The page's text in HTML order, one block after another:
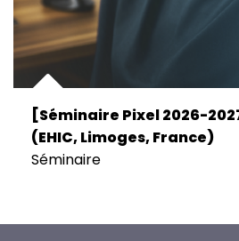
[Séminaire Pixel 2026-
(EHIC, Limoges, France)
Séminaire